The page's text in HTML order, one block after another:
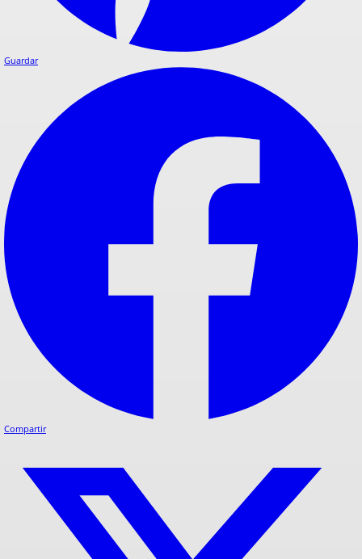
Guardar
Compartir